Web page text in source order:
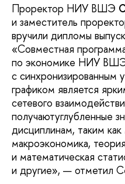
Проректор НИУ ВШЭ
и заместитель
вручили дипломы
«Совместная
по экономике НИУ
с синхронизированным
графиком является
сетевого
получаютуглубленные
дисциплинам, таким
макроэкономика,
и математическая
и другие», — отметил